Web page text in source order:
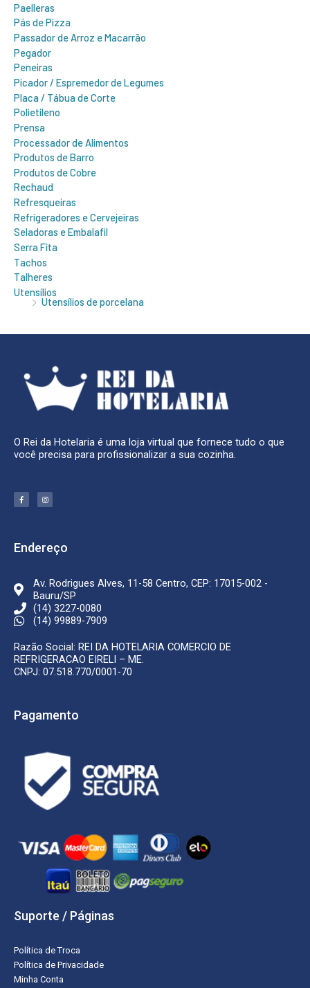
Paelleras
Pás de Pizza
Passador de Arroz e Macarrão
Pegador
Peneiras
Picador / Espremedor de Legumes
Placa / Tábua de Corte
Polietileno
Prensa
Processador de Alimentos
Produtos de Barro
Produtos de Cobre
Rechaud
Refresqueiras
Refrigeradores e Cervejeiras
Seladoras e Embalafil
Serra Fita
Tachos
Talheres
Utensílios
Utensílios de porcelana
O Rei da Hotelaria é uma loja virtual que fornece tudo o que
você precisa para profissionalizar a sua cozinha.
F
a
c
k
-
n
s
m
Endereço
Av. Rodrigues Alves, 11-58 Centro, CEP: 17015-002 -
Bauru/SP
(14) 3227-0080
(14) 99889-7909
Razão Social: REI DA HOTELARIA COMERCIO DE
REFRIGERACAO EIRELI – ME.
CNPJ: 07.518.770/0001-70
Pagamento
Suporte / Páginas
Política de Troca
Política de Privacidade
Minha Conta